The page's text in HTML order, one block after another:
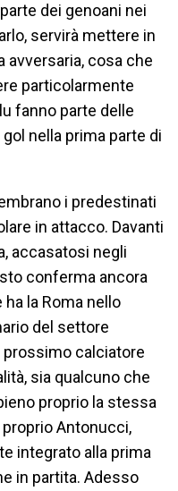
dei genoani nei
servirà mettere in
avversaria, cosa che
particolarmente
fanno parte delle
nella prima parte di
i predestinati
in attacco. Davanti
accasatosi negli
conferma ancora
la Roma nello
del settore
prossimo calciatore
sia qualcuno che
proprio la stessa
Antonucci,
integrato alla prima
in partita. Adesso